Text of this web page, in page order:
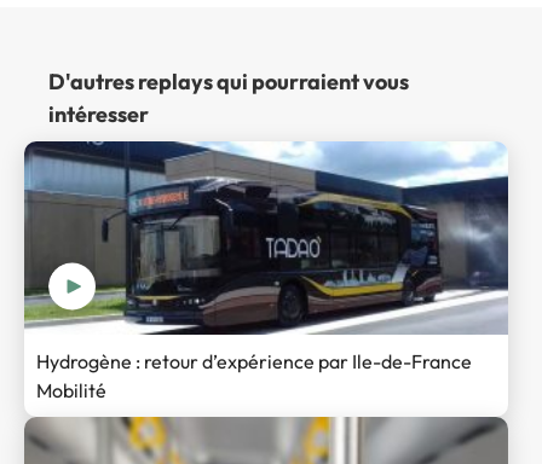
D'autres replays qui pourraient vous
intéresser
Hydrogène : retour d’expérience par Ile-de-France
Mobilité